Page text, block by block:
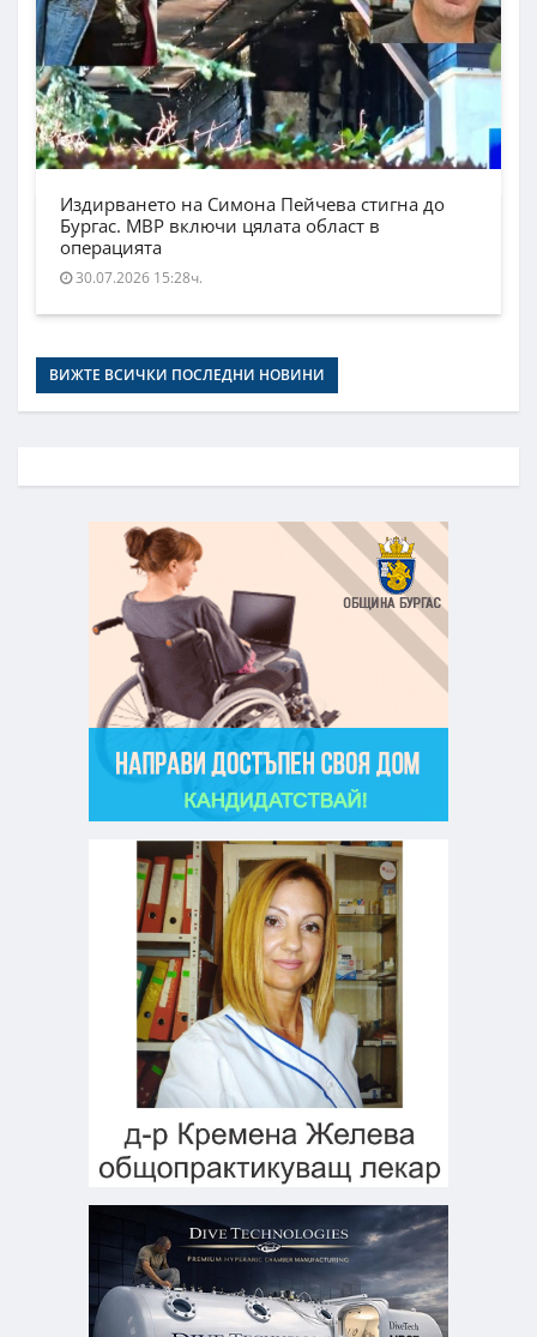
Издирването на Симона Пейчева стигна до
Бургас. МВР включи цялата област в
операцията
30.07.2026 15:28ч.
ВИЖТЕ ВСИЧКИ ПОСЛЕДНИ НОВИНИ